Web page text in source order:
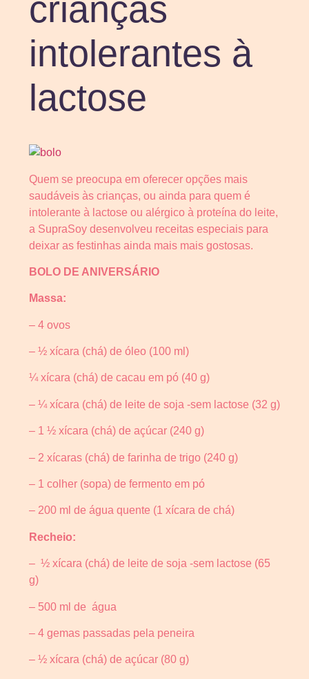
crianças
intolerantes à
lactose
Quem se preocupa em oferecer opções mais
saudáveis às crianças, ou ainda para quem é
intolerante à lactose ou alérgico à proteína do leite,
a SupraSoy desenvolveu receitas especiais para
deixar as festinhas ainda mais mais gostosas.
BOLO DE ANIVERSÁRIO
Massa:
– 4 ovos
– ½ xícara (chá) de óleo (100 ml)
¼ xícara (chá) de cacau em pó (40 g)
– ¼ xícara (chá) de leite de soja -sem lactose (32 g)
– 1 ½ xícara (chá) de açúcar (240 g)
– 2 xícaras (chá) de farinha de trigo (240 g)
– 1 colher (sopa) de fermento em pó
– 200 ml de água quente (1 xícara de chá)
Recheio:
– ½ xícara (chá) de leite de soja -sem lactose (65
g)
– 500 ml de água
– 4 gemas passadas pela peneira
– ½ xícara (chá) de açúcar (80 g)